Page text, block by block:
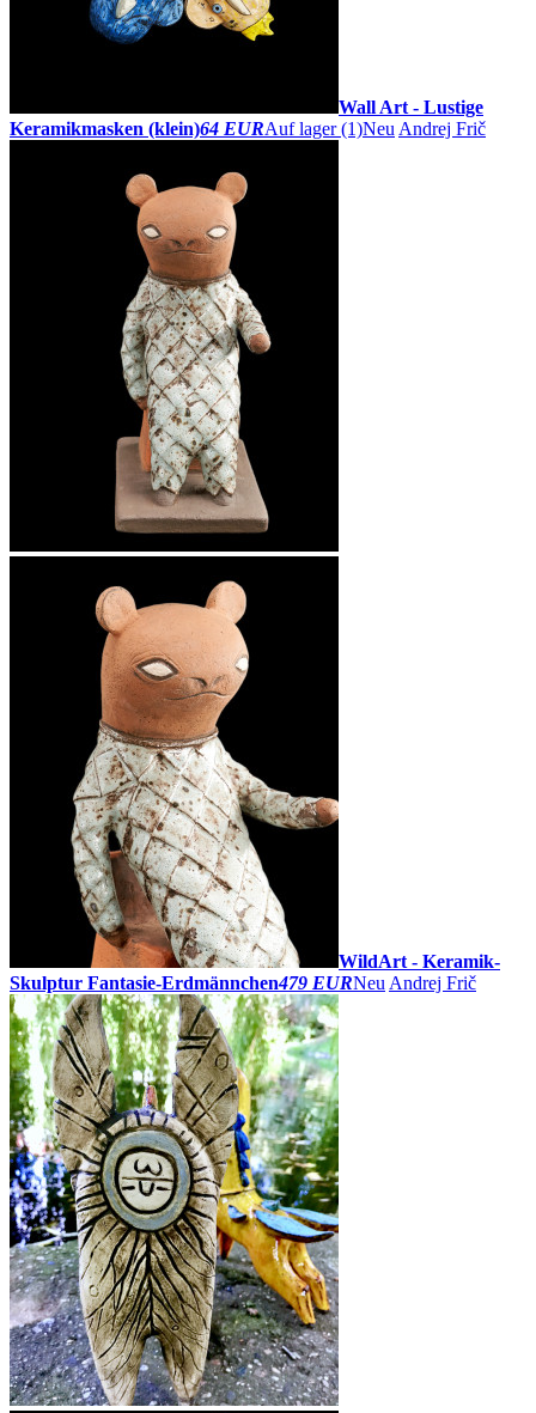
Wall Art - Lustige
Keramikmasken (klein)64 EURAuf lager (1)Neu Andrej Frič
WildArt - Keramik-
Skulptur Fantasie-Erdmännchen479 EURNeu Andrej Frič